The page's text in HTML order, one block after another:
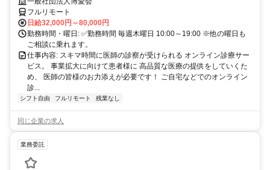
フルリモート
日給32,000円～80,000円
勤務時間・曜日: ✅勤務時間 毎週木曜日 10:00～19:00 ※他の曜日も
ご相談に乗れます。
仕事内容: スキマ時間に医師の診察が受けられる オンライン診療サー
ビス。 事業拡大に向けて患者様に 高品質な医療の提供をしていくた
め、 医師の皆様のお力添えが必要です！ ご自宅などでのオンライン
診...
シフト自由 フルリモート 残業なし
同じ企業の求人
業務委託